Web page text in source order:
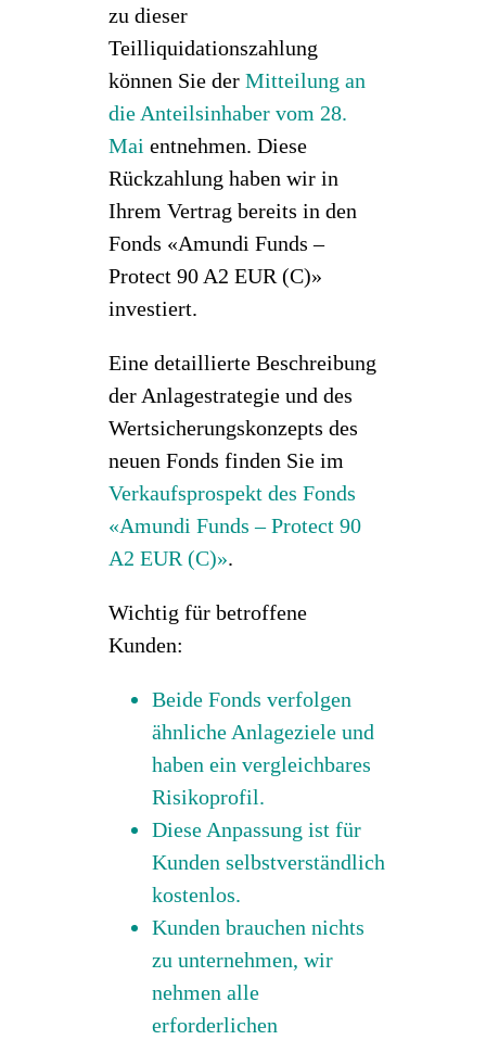
zu dieser
Teilliquidationszahlung
können Sie der Mitteilung an
die Anteilsinhaber vom 28.
Mai entnehmen. Diese
Rückzahlung haben wir in
Ihrem Vertrag bereits in den
Fonds «Amundi Funds –
Protect 90 A2 EUR (C)»
investiert.
Eine detaillierte Beschreibung
der Anlagestrategie und des
Wertsicherungskonzepts des
neuen Fonds finden Sie im
Verkaufsprospekt des Fonds
«Amundi Funds – Protect 90
A2 EUR (C)».
Wichtig für betroffene
Kunden:
Beide Fonds verfolgen
ähnliche Anlageziele und
haben ein vergleichbares
Risikoprofil.
Diese Anpassung ist für
Kunden selbstverständlich
kostenlos.
Kunden brauchen nichts
zu unternehmen, wir
nehmen alle
erforderlichen